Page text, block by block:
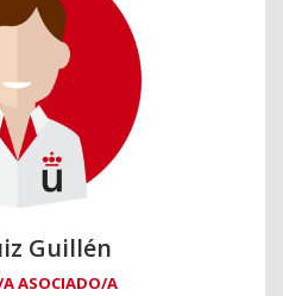
Guillén
A ASOCIADO/A